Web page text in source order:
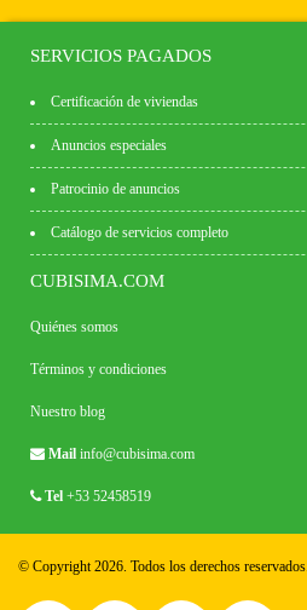
SERVICIOS PAGADOS
Certificación de viviendas
Anuncios especiales
Patrocinio de anuncios
Catálogo de servicios completo
CUBISIMA.COM
Quiénes somos
Términos y condiciones
Nuestro blog
Mail info@cubisima.com
Tel +53 52458519
© Copyright 2026. Todos los derechos reservados.